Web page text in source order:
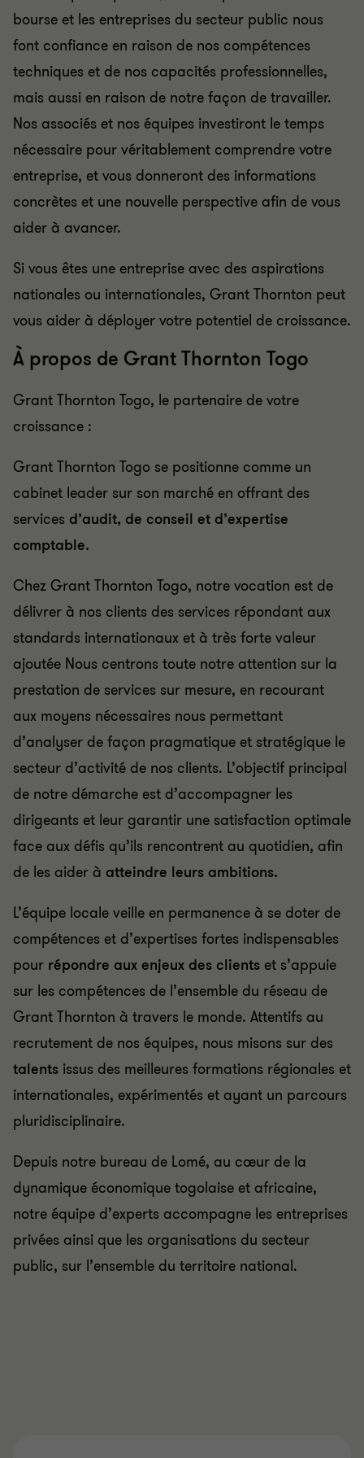
bourse et les entreprises du secteur public nous
font confiance en raison de nos compétences
techniques et de nos capacités professionnelles,
mais aussi en raison de notre façon de travailler.
Nos associés et nos équipes investiront le temps
nécessaire pour véritablement comprendre votre
entreprise, et vous donneront des informations
concrètes et une nouvelle perspective afin de vous
aider à avancer.
Si vous êtes une entreprise avec des aspirations
nationales ou internationales, Grant Thornton peut
vous aider à déployer votre potentiel de croissance.
À propos de Grant Thornton Togo
Grant Thornton Togo, le partenaire de votre
croissance :
Grant Thornton Togo se positionne comme un
cabinet leader sur son marché en offrant des
services d’audit, de conseil et d’expertise
comptable.
Chez Grant Thornton Togo, notre vocation est de
délivrer à nos clients des services répondant aux
standards internationaux et à très forte valeur
ajoutée Nous centrons toute notre attention sur la
prestation de services sur mesure, en recourant
aux moyens nécessaires nous permettant
d’analyser de façon pragmatique et stratégique le
secteur d’activité de nos clients. L’objectif principal
de notre démarche est d’accompagner les
dirigeants et leur garantir une satisfaction optimale
face aux défis qu’ils rencontrent au quotidien, afin
de les aider à atteindre leurs ambitions.
L’équipe locale veille en permanence à se doter de
compétences et d’expertises fortes indispensables
pour répondre aux enjeux des clients et s’appuie
sur les compétences de l’ensemble du réseau de
Grant Thornton à travers le monde. Attentifs au
recrutement de nos équipes, nous misons sur des
talents issus des meilleures formations régionales et
internationales, expérimentés et ayant un parcours
pluridisciplinaire.
Depuis notre bureau de Lomé, au cœur de la
dynamique économique togolaise et africaine,
notre équipe d’experts accompagne les entreprises
privées ainsi que les organisations du secteur
public, sur l’ensemble du territoire national.